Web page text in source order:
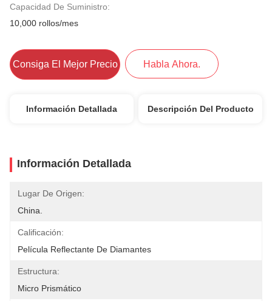
Capacidad De Suministro:
10,000 rollos/mes
Consiga El Mejor Precio Habla Ahora.
Información Detallada Descripción Del Producto
Información Detallada
Lugar De Origen:
China.
Calificación:
Película Reflectante De Diamantes
Estructura:
Micro Prismático